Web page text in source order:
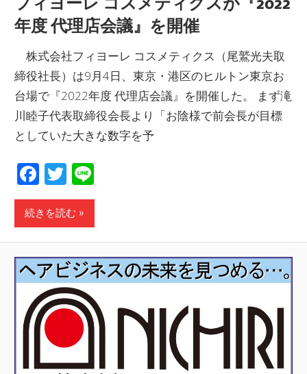
年度 代理店会議』を開催
株式会社フィヨーレ コスメティクス（尾鷲光夫取
締役社長）は9月4日、東京・港区のヒルトン東京お
台場で『2022年度 代理店会議』を開催した。 まず滝
川睦子代表取締役会長より「お陰様で前会長が目標
としていた大きな数字を予
Facebook
Twitter
続きを読む